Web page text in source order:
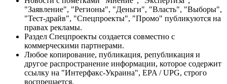
"Заявление", "Регионы", "Деньги", "Власть", "Выборы",
"Тест-драйв", "Спецпроекты", "Промо" публикуются на
правах рекламы.
Раздел Спецпроекты создается совместно с
коммерческими партнерами.
Любое копирование, публикация, републикация и
другое распространение информации, которое содержит
ссылку на "Интерфакс-Украина", EPA / UPG, строго
воспрещается.